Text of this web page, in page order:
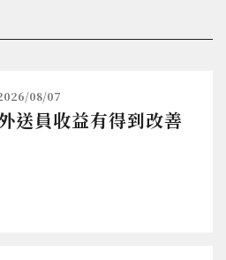
08/07
送員收益有得到改善